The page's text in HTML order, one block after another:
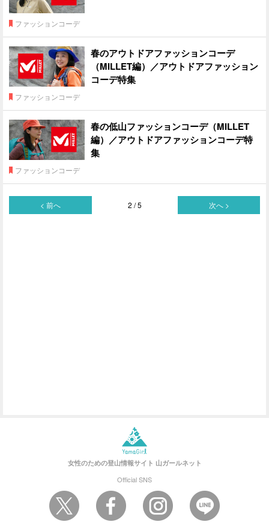
ファッションコーデ
春のアウトドアファッションコーデ
（MILLET編）／アウトドアファッション
コーデ特集
ファッションコーデ
春の低山ファッションコーデ（MILLET
編）／アウトドアファッションコーデ特
集
ファッションコーデ
< 前へ 2 / 5 次へ >
女性のための登山情報サイト 山ガールネット
Official SNS